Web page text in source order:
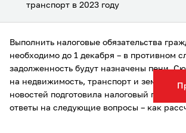
транспорт в 2023 году
Выполнить налоговые обязательства
необходимо до 1 декабря – в противном
задолженность будут назначены пени.
на недвижимость, транспорт и землю.
новостей подготовила налоговый гид, где
ответы на следующие вопросы – как